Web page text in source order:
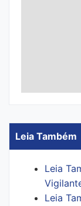
Leia Também
Leia
Leia